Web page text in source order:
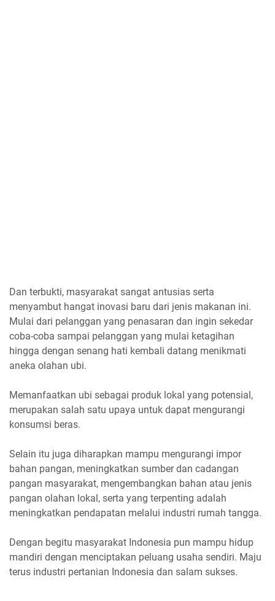
Dan terbukti, masyarakat sangat antusias serta
menyambut hangat inovasi baru dari jenis makanan ini.
Mulai dari pelanggan yang penasaran dan ingin sekedar
coba-coba sampai pelanggan yang mulai ketagihan
hingga dengan senang hati kembali datang menikmati
aneka olahan ubi.
Memanfaatkan ubi sebagai produk lokal yang potensial,
merupakan salah satu upaya untuk dapat mengurangi
konsumsi beras.
Selain itu juga diharapkan mampu mengurangi impor
bahan pangan, meningkatkan sumber dan cadangan
pangan masyarakat, mengembangkan bahan atau jenis
pangan olahan lokal, serta yang terpenting adalah
meningkatkan pendapatan melalui industri rumah tangga.
Dengan begitu masyarakat Indonesia pun mampu hidup
mandiri dengan menciptakan peluang usaha sendiri. Maju
terus industri pertanian Indonesia dan salam sukses.